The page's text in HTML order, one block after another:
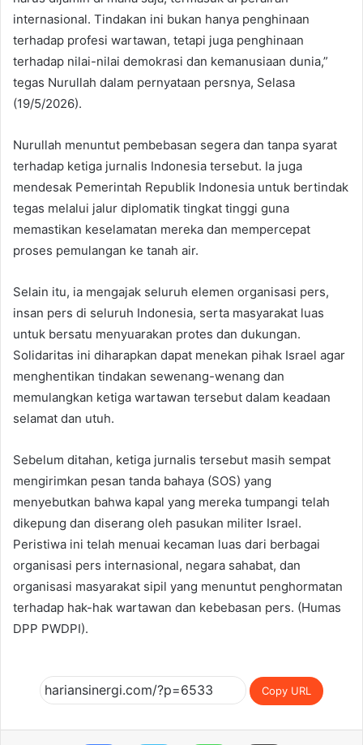
internasional. Tindakan ini bukan hanya penghinaan
terhadap profesi wartawan, tetapi juga penghinaan
terhadap nilai-nilai demokrasi dan kemanusiaan dunia,”
tegas Nurullah dalam pernyataan persnya, Selasa
(19/5/2026).
Nurullah menuntut pembebasan segera dan tanpa syarat
terhadap ketiga jurnalis Indonesia tersebut. Ia juga
mendesak Pemerintah Republik Indonesia untuk bertindak
tegas melalui jalur diplomatik tingkat tinggi guna
memastikan keselamatan mereka dan mempercepat
proses pemulangan ke tanah air.
Selain itu, ia mengajak seluruh elemen organisasi pers,
insan pers di seluruh Indonesia, serta masyarakat luas
untuk bersatu menyuarakan protes dan dukungan.
Solidaritas ini diharapkan dapat menekan pihak Israel agar
menghentikan tindakan sewenang-wenang dan
memulangkan ketiga wartawan tersebut dalam keadaan
selamat dan utuh.
Sebelum ditahan, ketiga jurnalis tersebut masih sempat
mengirimkan pesan tanda bahaya (SOS) yang
menyebutkan bahwa kapal yang mereka tumpangi telah
dikepung dan diserang oleh pasukan militer Israel.
Peristiwa ini telah menuai kecaman luas dari berbagai
organisasi pers internasional, negara sahabat, dan
organisasi masyarakat sipil yang menuntut penghormatan
terhadap hak-hak wartawan dan kebebasan pers. (Humas
DPP PWDPI).
Copy URL